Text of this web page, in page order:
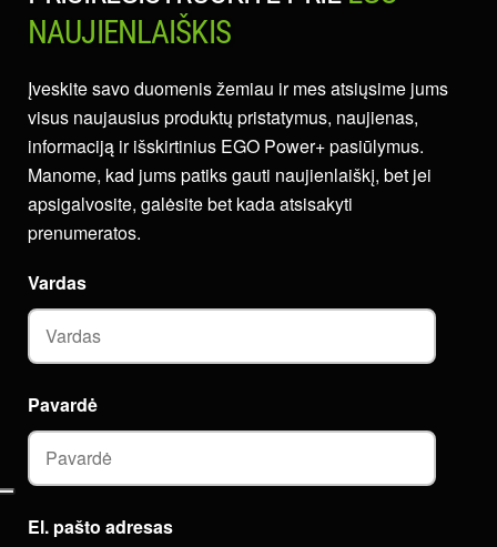
NAUJIENLAIŠKIS
Įveskite savo duomenis žemiau ir mes atsiųsime jums
visus naujausius produktų pristatymus, naujienas,
informaciją ir išskirtinius EGO Power+ pasiūlymus.
Manome, kad jums patiks gauti naujienlaiškį, bet jei
apsigalvosite, galėsite bet kada atsisakyti
prenumeratos.
El. pašto adresas
Vardas
Pavardė